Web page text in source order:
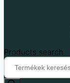
Products search